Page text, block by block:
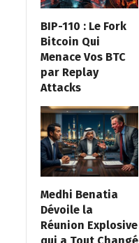
BIP-110 : Le Fork
Bitcoin Qui
Menace Vos BTC
par Replay
Attacks
Medhi Benatia
Dévoile la
Réunion Explosive